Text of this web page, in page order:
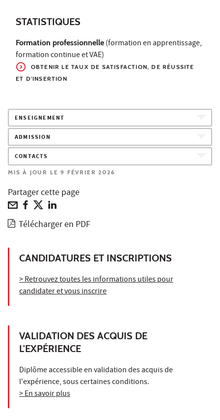
STATISTIQUES
Formation professionnelle (formation en apprentissage,
formation continue et VAE)
OBTENIR LE TAUX DE SATISFACTION, DE RÉUSSITE
ET D'INSERTION
ENSEIGNEMENT
ADMISSION
CONTACTS
MIS À JOUR LE 9 FÉVRIER 2026
Partager cette page
Télécharger en PDF
CANDIDATURES ET INSCRIPTIONS
> Retrouvez toutes les informations utiles pour
candidater et vous inscrire
VALIDATION DES ACQUIS DE
L'EXPÉRIENCE
Diplôme accessible en validation des acquis de
l'expérience, sous certaines conditions.
> En savoir plus